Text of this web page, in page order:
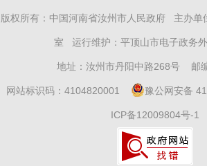
版权所有：中国河南省汝州市人民政府 主办单
室 运行维护：平顶山市电子政务
地址：汝州市丹阳中路268号 邮
网站标识码：4104820001 豫公网安备
ICP备12009804号-1